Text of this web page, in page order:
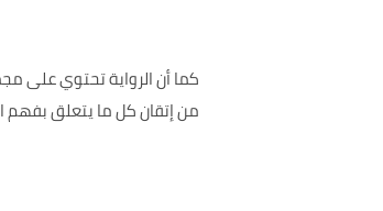
من إتقان كل ما يتعلق